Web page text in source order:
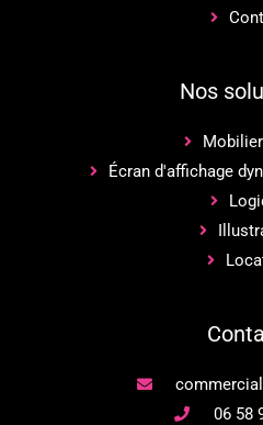
Nos
Écran d'affichage
06 58